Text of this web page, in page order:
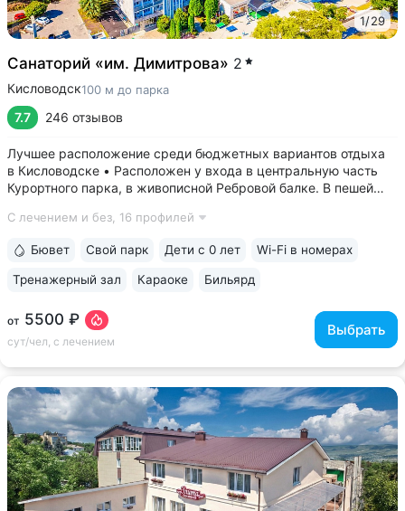
1/29
Санаторий «им. Димитрова» 2
Кисловодск100 м до парка
7.7 246 отзывов
Лучшее расположение среди бюджетных вариантов отдыха
в Кисловодске • Расположен у входа в центральную часть
Курортного парка, в живописной Ребровой балке. В пешей
Долина роз, Нарзанная галерея, Филармония • Из окон
С лечением и без, 16 профилей
от 5500 ₽
сут/чел, с лечением
Выбрать
Бювет Свой парк Дети с 0 лет Wi-Fi в номерах
Тренажерный зал Караоке Бильярд